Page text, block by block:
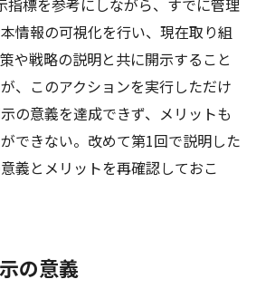
指標を参考にしながら、すでに管理
情報の可視化を行い、現在取り組
や戦略の説明と共に開示すること
、このアクションを実行しただけ
の意義を達成できず、メリットも
できない。改めて第1回で説明した
義とメリットを再確認しておこ
の意義